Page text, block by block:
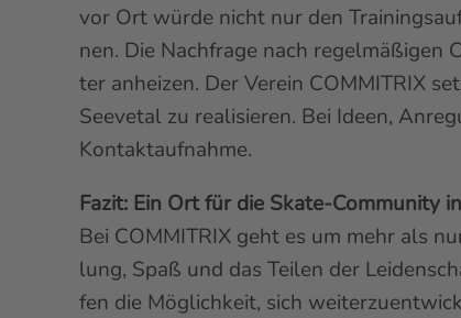
vor Ort würde nicht nur den
nen. Die Nachfrage nach regelmäßigen
ter anheizen. Der Verein COMMITRIX
Seevetal zu realisieren. Bei Ideen,
Kontaktaufnahme.
Fazit: Ein Ort für die Skate-Community
Bei COMMITRIX geht es um mehr als
lung, Spaß und das Teilen der
fen die Möglichkeit, sich